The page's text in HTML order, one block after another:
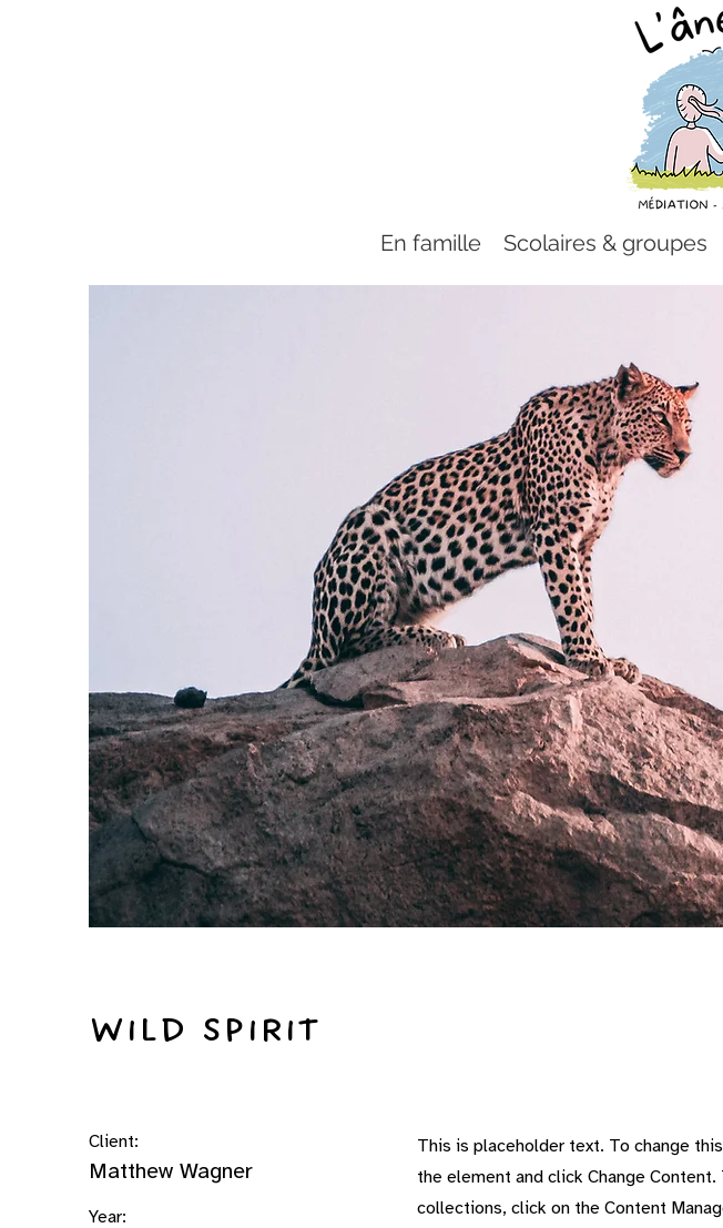
En famille Scolaires & groupes
Wild Spirit
Client:
Matthew Wagner
Year:
This is placeholder text. To change
the element and click Change Content.
collections, click on the Content